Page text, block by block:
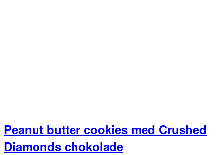
Peanut butter cookies med Crushed
Diamonds chokolade